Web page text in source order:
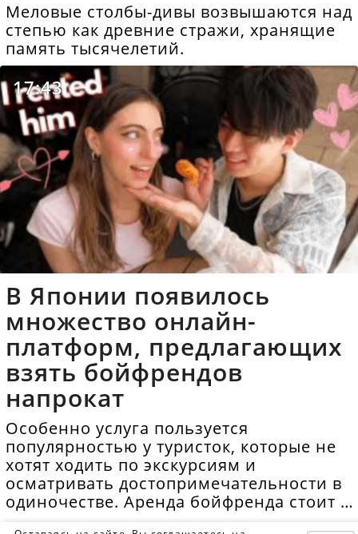
Меловые столбы-дивы возвышаются над
степью как древние стражи, хранящие
память тысячелетий.
17:43
В Японии появилось
множество онлайн-
платформ, предлагающих
взять бойфрендов
напрокат
Особенно услуга пользуется
популярностью у туристок, которые не
хотят ходить по экскурсиям и
осматривать достопримечательности в
одиночестве. Аренда бойфренда стоит в